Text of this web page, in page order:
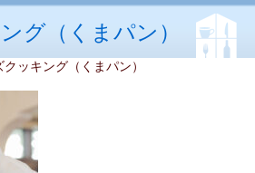
グ（くまパン）
ッキング（くまパン）